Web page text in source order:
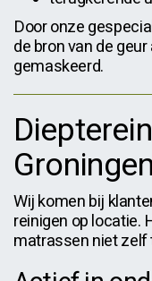
Door onze
de bron van de
gemaskeerd.
Groningen
Wij komen bij
reinigen op locatie.
matrassen niet zelf